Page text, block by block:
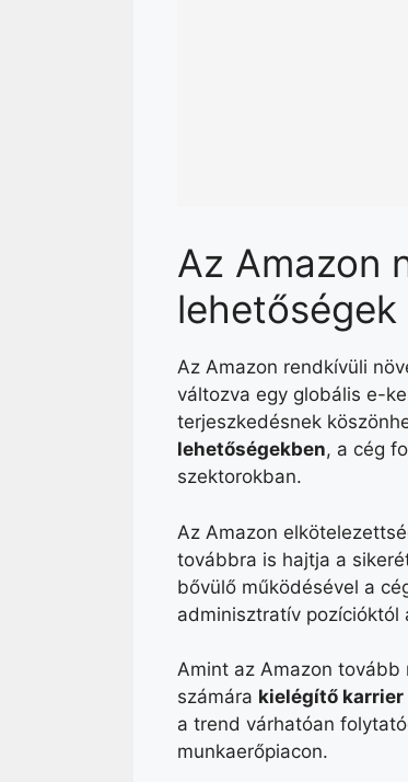
Az Amazon
lehetőségek
Az Amazon rendkívüli
változva egy globális e-
terjeszkedésnek
lehetőségekben, a cég
szektorokban.
Az Amazon
továbbra is hajtja a
bővülő működésével a
adminisztratív pozícióktól
Amint az Amazon tovább
számára kielégítő karrier
a trend várhatóan
munkaerőpiacon.